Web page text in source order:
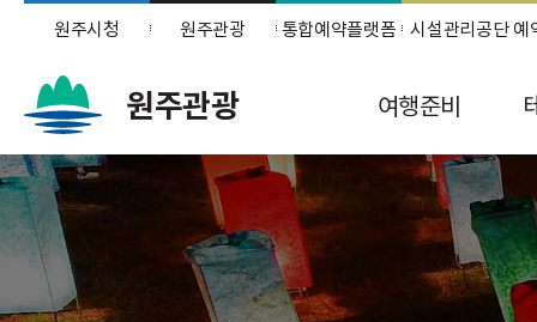
원주시청 원주관광 통합예약플랫폼 시설관리공단 예
원주관광 여행준비